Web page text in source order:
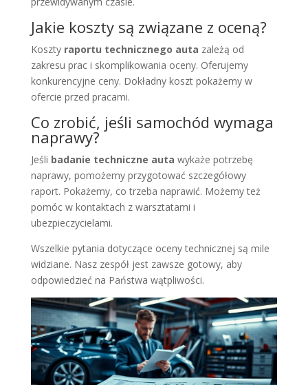
Jakie koszty są związane z oceną?
Koszty raportu technicznego auta zależą od
zakresu prac i skomplikowania oceny. Oferujemy
konkurencyjne ceny. Dokładny koszt pokażemy w
ofercie przed pracami.
Co zrobić, jeśli samochód wymaga
naprawy?
Jeśli badanie techniczne auta wykaże potrzebę
naprawy, pomożemy przygotować szczegółowy
raport. Pokażemy, co trzeba naprawić. Możemy też
pomóc w kontaktach z warsztatami i
ubezpieczycielami.
Wszelkie pytania dotyczące oceny technicznej są mile
widziane. Nasz zespół jest zawsze gotowy, aby
odpowiedzieć na Państwa wątpliwości.